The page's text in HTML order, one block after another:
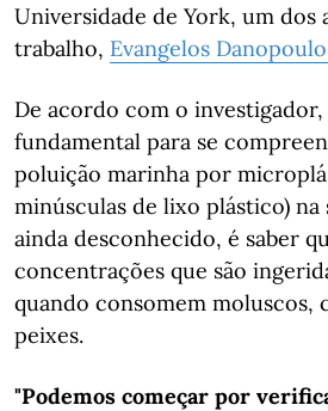
Universidade de York, um dos
trabalho, Evangelos
De acordo com o investigador,
fundamental para se
poluição marinha por
minúsculas de lixo plástico) na
ainda desconhecido, é saber
concentrações que são
quando consomem moluscos,
peixes.
"Podemos começar por